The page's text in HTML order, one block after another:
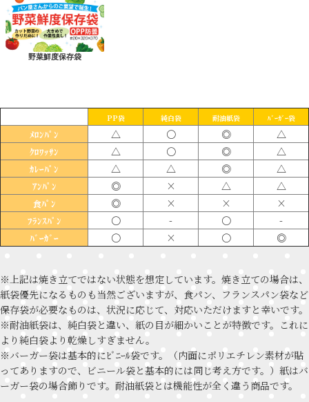
野菜鮮度保存袋
PP袋 純白袋 耐油紙袋 ﾊﾞｰｶﾞｰ袋
ﾒﾛﾝﾊﾟﾝ △ 〇 ◎ △
ｸﾛﾜｯｻﾝ △ 〇 ◎ △
ｶﾚｰﾊﾟﾝ △ △ ◎ △
ｱﾝﾊﾟﾝ ◎ × △ △
食ﾊﾟﾝ ◎ × × ×
ﾌﾗﾝｽﾊﾟﾝ 〇 - 〇 -
ﾊﾞｰｶﾞｰ 〇 × 〇 ◎
※上記は焼き立てではない状態を想定しています。焼き立ての場合は、
紙袋優先になるものも当然ございますが、食パン、フランスパン袋など
保存袋が必要なものは、状況に応じて、対応いただけますと幸いです。
※耐油紙袋は、純白袋と違い、紙の目が細かいことが特徴です。これに
より純白袋より乾燥しすぎません。
※バーガー袋は基本的にﾋﾞﾆｰﾙ袋です。（内面にポリエチレン素材が貼
ってありますので、ビニール袋と基本的には同じ考え方です。）紙はバ
ーガー袋の場合飾りです。耐油紙袋とは機能性が全く違う商品です。